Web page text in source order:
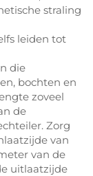
straling
leiden tot
die
bochten en
zoveel
de
Zorg
van
van de
uitlaatzijde